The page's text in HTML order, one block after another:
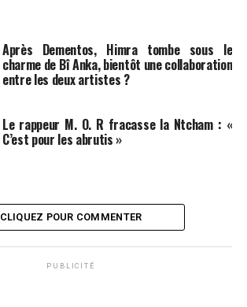
Après Dementos, Himra tombe sous le
charme de Bî Anka, bientôt une collaboration
entre les deux artistes ?
Le rappeur M. O. R fracasse la Ntcham : «
C’est pour les abrutis »
CLIQUEZ POUR COMMENTER
PUBLICITÉ